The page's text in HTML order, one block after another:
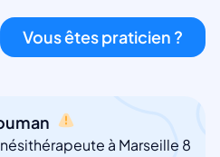
Vous êtes praticien ?
à Marseille 8